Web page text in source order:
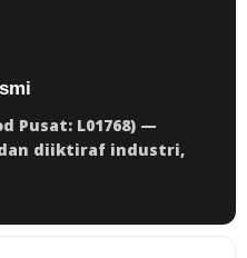
Pusat: L01768) —
dan diiktiraf industri,